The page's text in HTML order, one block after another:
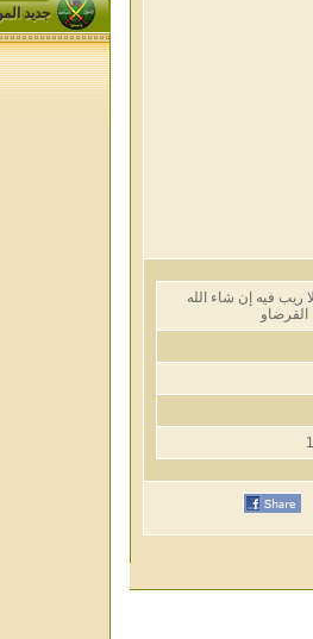
فيه إن شاء الله
جديد الموقع